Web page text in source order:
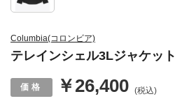
Columbia(コロンビア)
テレインシェル3Lジャケット
￥26,400 (税込)